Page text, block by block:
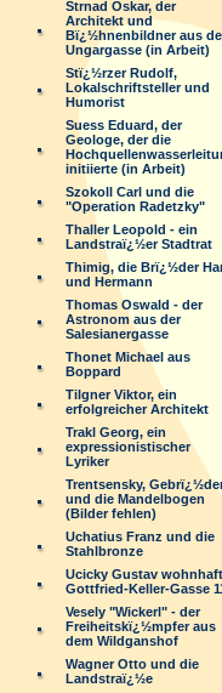
Strnad Oskar, der
Architekt und
Bï¿½hnenbildner aus
Ungargasse (in Arbeit)
Stï¿½rzer Rudolf,
Lokalschriftsteller und
Humorist
Suess Eduard, der
Geologe, der die
initiierte (in Arbeit)
Szokoll Carl und die
"Operation Radetzky"
Thaller Leopold - ein
Landstraï¿½er Stadtrat
Thimig, die Brï¿½der
und Hermann
Thomas Oswald - der
Astronom aus der
Salesianergasse
Thonet Michael aus
Boppard
Tilgner Viktor, ein
erfolgreicher Architekt
Trakl Georg, ein
expressionistischer
Lyriker
Trentsensky,
und die Mandelbogen
(Bilder fehlen)
Uchatius Franz und die
Stahlbronze
Ucicky Gustav wohnhaft
Gottfried-Keller-Gasse
Vesely "Wickerl" - der
Freiheitskï¿½mpfer aus
dem Wildganshof
Wagner Otto und die
Landstraï¿½e